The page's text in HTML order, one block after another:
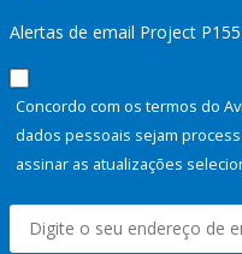
Alertas de email Project
Concordo com os termos do
dados pessoais sejam
assinar as atualizações